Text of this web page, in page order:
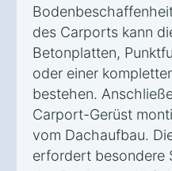
des Carports kann
Betonplatten,
oder einer
bestehen.
Carport-Gerüst
vom Dachaufbau.
erfordert besondere